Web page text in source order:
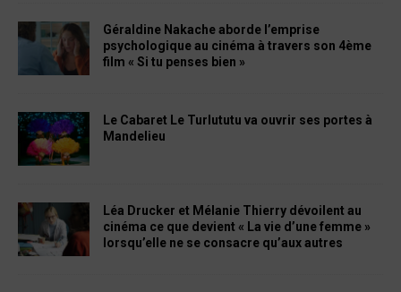
Géraldine Nakache aborde l’emprise
psychologique au cinéma à travers son 4ème
film « Si tu penses bien »
Le Cabaret Le Turlututu va ouvrir ses portes à
Mandelieu
Léa Drucker et Mélanie Thierry dévoilent au
cinéma ce que devient « La vie d’une femme »
lorsqu’elle ne se consacre qu’aux autres